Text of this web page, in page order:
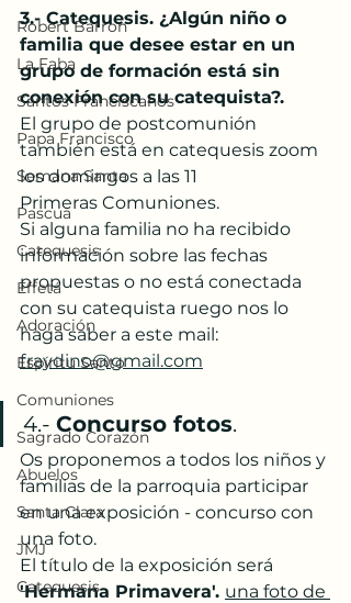
Robert Barron
La Faba
Santos Franciscanos
Papa Francisco
Semana Santa
Pascua
Catequesis
Effetá
Adoración
Espíritu Santo
Comuniones
Sagrado Corazón
Abuelos
Santa Clara
JMJ
Catequesis
3.- Catequesis. ¿Algún niño o
familia que desee estar en un
grupo de formación está sin
conexión con su catequista?.
El grupo de postcomunión
también está en catequesis zoom
los domingos a las 11
Primeras Comuniones.
Si alguna familia no ha recibido
información sobre las fechas
propuestas o no está conectada
con su catequista ruego nos lo
haga saber a este mail:
fraydino@gmail.com
4.- Concurso fotos.
Os proponemos a todos los niños y
familias de la parroquia participar
en una exposición - concurso con
una foto.
El título de la exposición será
'Hermana Primavera'. una foto de